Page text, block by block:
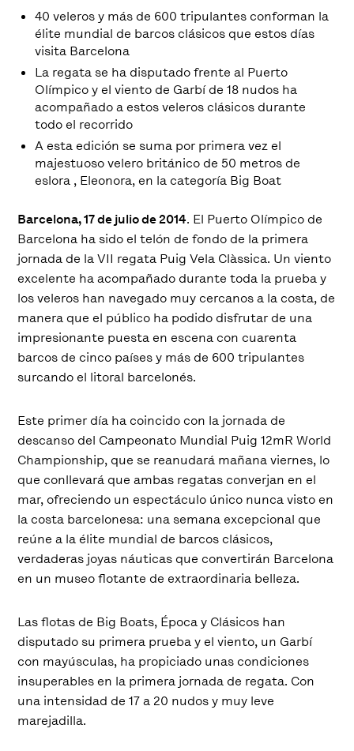
40 veleros y más de 600 tripulantes conforman la
élite mundial de barcos clásicos que estos días
visita Barcelona
La regata se ha disputado frente al Puerto
Olímpico y el viento de Garbí de 18 nudos ha
acompañado a estos veleros clásicos durante
todo el recorrido
A esta edición se suma por primera vez el
majestuoso velero británico de 50 metros de
eslora , Eleonora, en la categoría Big Boat
Barcelona, 17 de julio de 2014. El Puerto Olímpico de
Barcelona ha sido el telón de fondo de la primera
jornada de la VII regata Puig Vela Clàssica. Un viento
excelente ha acompañado durante toda la prueba y
los veleros han navegado muy cercanos a la costa, de
manera que el público ha podido disfrutar de una
impresionante puesta en escena con cuarenta
barcos de cinco países y más de 600 tripulantes
surcando el litoral barcelonés.
Este primer día ha coincido con la jornada de
descanso del Campeonato Mundial Puig 12mR World
Championship, que se reanudará mañana viernes, lo
que conllevará que ambas regatas converjan en el
mar, ofreciendo un espectáculo único nunca visto en
la costa barcelonesa: una semana excepcional que
reúne a la élite mundial de barcos clásicos,
verdaderas joyas náuticas que convertirán Barcelona
en un museo flotante de extraordinaria belleza.
Las flotas de Big Boats, Época y Clásicos han
disputado su primera prueba y el viento, un Garbí
con mayúsculas, ha propiciado unas condiciones
insuperables en la primera jornada de regata. Con
una intensidad de 17 a 20 nudos y muy leve
marejadilla.